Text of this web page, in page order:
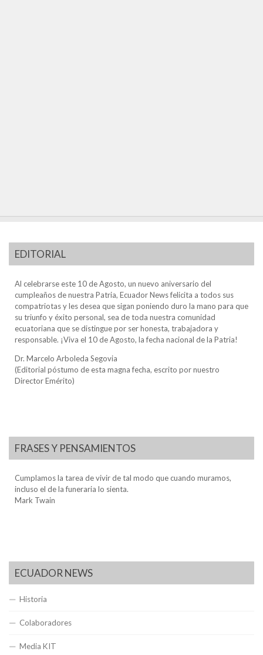
EDITORIAL
Al celebrarse este 10 de Agosto, un nuevo aniversario del
cumpleaños de nuestra Patria, Ecuador News felicita a todos sus
compatriotas y les desea que sigan poniendo duro la mano para que
su triunfo y éxito personal, sea de toda nuestra comunidad
ecuatoriana que se distingue por ser honesta, trabajadora y
responsable. ¡Viva el 10 de Agosto, la fecha nacional de la Patria!
Dr. Marcelo Arboleda Segovia
(Editorial póstumo de esta magna fecha, escrito por nuestro
Director Emérito)
FRASES Y PENSAMIENTOS
Cumplamos la tarea de vivir de tal modo que cuando muramos,
incluso el de la funeraria lo sienta.
Mark Twain
ECUADOR NEWS
Historia
Colaboradores
Media KIT